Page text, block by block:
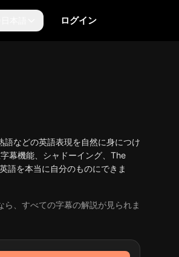
ログイン
などの英語表現を自然に身につけ
幕機能、シャドーイング、The
語を本当に自分のものにできま
、すべての字幕の解説が見られま